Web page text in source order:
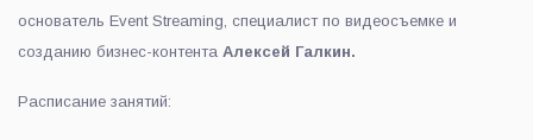
основатель Event Streaming, специалист по видеосъемке и
созданию бизнес-контента Алексей Галкин.
Расписание занятий: